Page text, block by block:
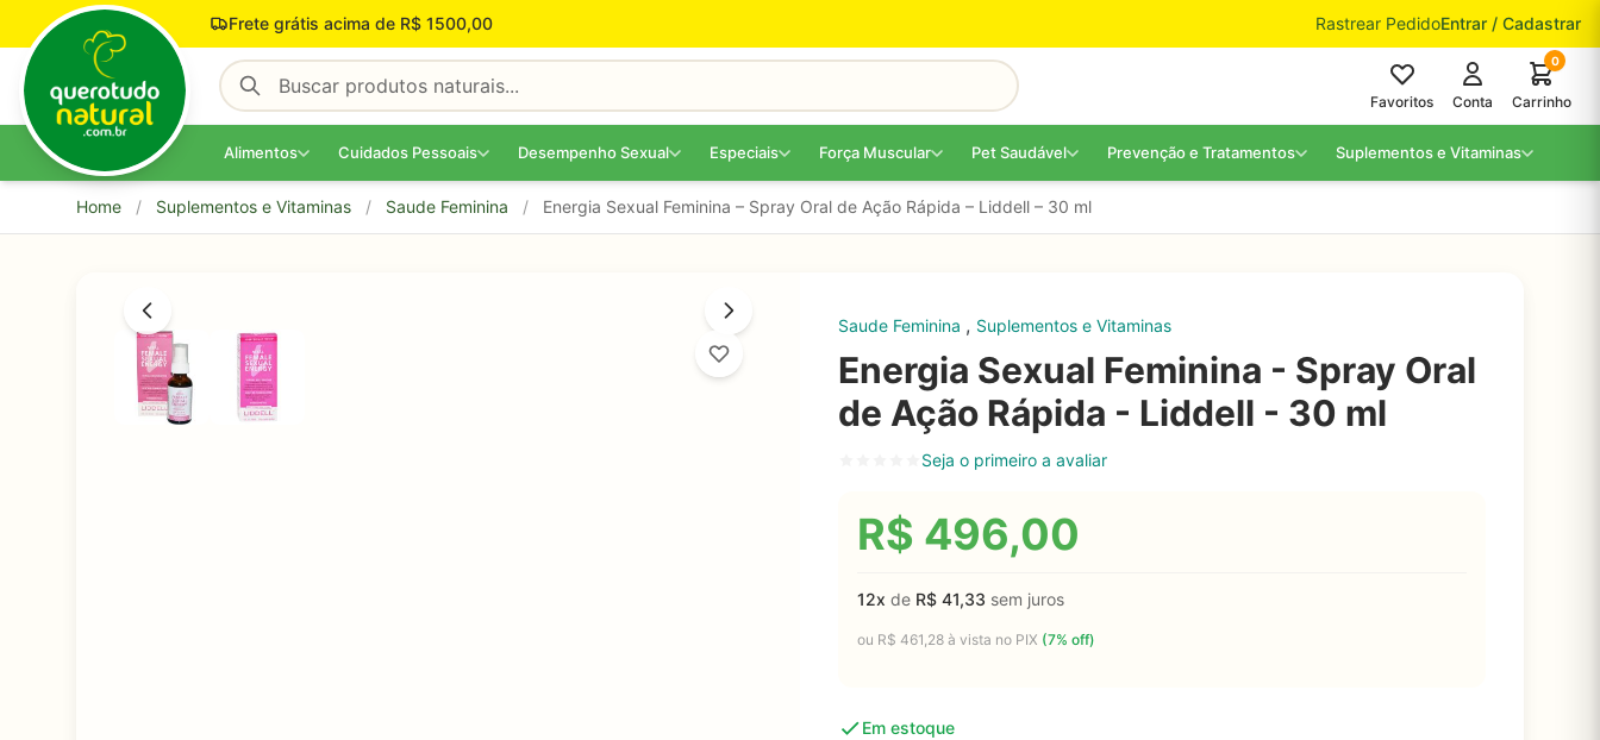
Pular para o conteúdo Frete grátis acima de R$ 1500,00 Rastrear PedidoEntrar / Cadastrar
Favoritos Conta
0
Carrinho
Alimentos Cuidados Pessoais Desempenho Sexual Especiais Força Muscular Pet Saudável Prevenção e Tratamentos Suplementos e Vitaminas
Home / Suplementos e Vitaminas / Saude Feminina / Energia Sexual Feminina – Spray Oral de Ação Rápida – Liddell – 30 ml
Saude Feminina , Suplementos e Vitaminas
Energia Sexual Feminina - Spray Oral
de Ação Rápida - Liddell - 30 ml
Seja o primeiro a avaliar
R$ 496,00
12x de R$ 41,33 sem juros
ou R$ 461,28 à vista no PIX (7% off)
Em estoque